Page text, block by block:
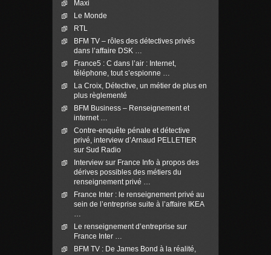
Maxi
Le Monde
RTL
BFM TV – rôles des détectives privés
dans l’affaire DSK …
France5 : C dans l’air : Internet,
téléphone, tout s’espionne …
La Croix, Détective, un métier de plus en
plus règlementé
BFM Business – Renseignement et
internet …
Contre-enquête pénale et détective
privé, interview d’Arnaud PELLETIER
sur Sud Radio
Interview sur France Info à propos des
dérives possibles des métiers du
renseignement privé …
France Inter : le renseignement privé au
sein de l’entreprise suite à l’affaire IKEA
…
Le renseignement d’entreprise sur
France Inter …
BFM TV : De James Bond à la réalité,